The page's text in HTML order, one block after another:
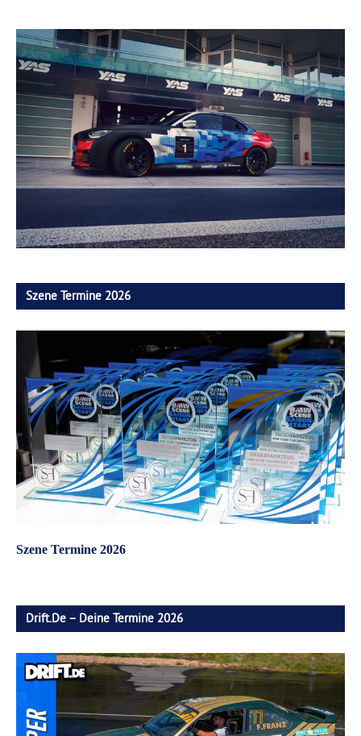
Szene Termine 2026
Szene Termine 2026
Drift.de – Deine Termine 2026